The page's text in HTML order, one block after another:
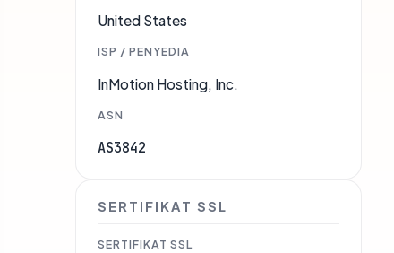
United States
ISP / PENYEDIA
InMotion Hosting, Inc.
ASN
AS3842
SERTIFIKAT SSL
SERTIFIKAT SSL